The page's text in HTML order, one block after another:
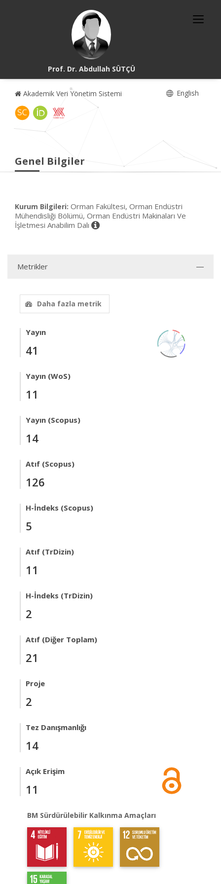
Prof. Dr. Abdullah SÜTÇÜ
Akademik Veri Yönetim Sistemi English
Genel Bilgiler
Kurum Bilgileri: Orman Fakültesi, Orman Endüstri
Mühendisliği Bölümü, Orman Endüstri Makinaları Ve
İşletmesi Anabilim Dalı
Metrikler
Daha fazla metrik
Yayın
41
Yayın (WoS)
11
Yayın (Scopus)
14
Atıf (Scopus)
126
H-İndeks (Scopus)
5
Atıf (TrDizin)
11
H-İndeks (TrDizin)
2
Atıf (Diğer Toplam)
21
Proje
2
Tez Danışmanlığı
14
Açık Erişim
11
BM Sürdürülebilir Kalkınma Amaçları